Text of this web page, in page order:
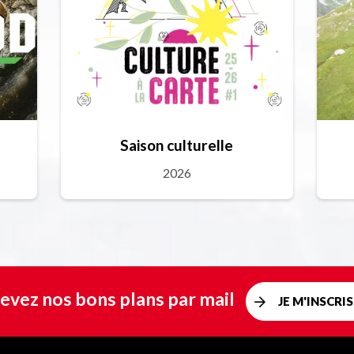
Saison culturelle
2026
nos bons plans par mail JE M'INSCRIS